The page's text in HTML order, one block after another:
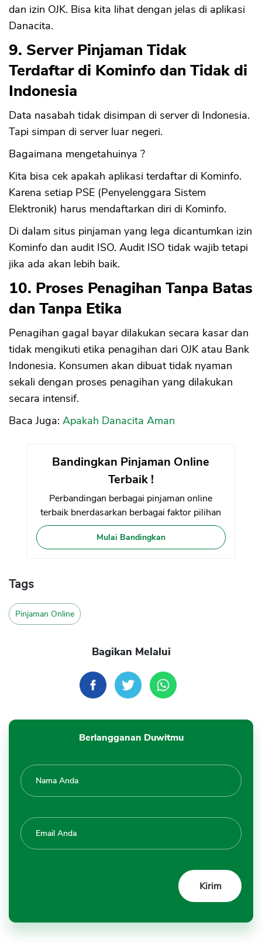
dan izin OJK. Bisa kita lihat dengan jelas di aplikasi
Danacita.
9. Server Pinjaman Tidak
Terdaftar di Kominfo dan Tidak di
Indonesia
Data nasabah tidak disimpan di server di Indonesia.
Tapi simpan di server luar negeri.
Bagaimana mengetahuinya ?
Kita bisa cek apakah aplikasi terdaftar di Kominfo.
Karena setiap PSE (Penyelenggara Sistem
Elektronik) harus mendaftarkan diri di Kominfo.
Di dalam situs pinjaman yang lega dicantumkan izin
Kominfo dan audit ISO. Audit ISO tidak wajib tetapi
jika ada akan lebih baik.
10. Proses Penagihan Tanpa Batas
dan Tanpa Etika
Penagihan gagal bayar dilakukan secara kasar dan
tidak mengikuti etika penagihan dari OJK atau Bank
Indonesia. Konsumen akan dibuat tidak nyaman
sekali dengan proses penagihan yang dilakukan
secara intensif.
Baca Juga: Apakah Danacita Aman
Bandingkan Pinjaman Online
Terbaik !
Perbandingan berbagai pinjaman online
terbaik bnerdasarkan berbagai faktor pilihan
Mulai Bandingkan
Tags
Pinjaman Online
Bagikan Melalui
Berlangganan Duwitmu